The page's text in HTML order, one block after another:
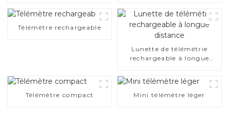
Télémètre rechargeable
Lunette de télémétrie
rechargeable à longue
Télémètre compact Mini télémètre léger